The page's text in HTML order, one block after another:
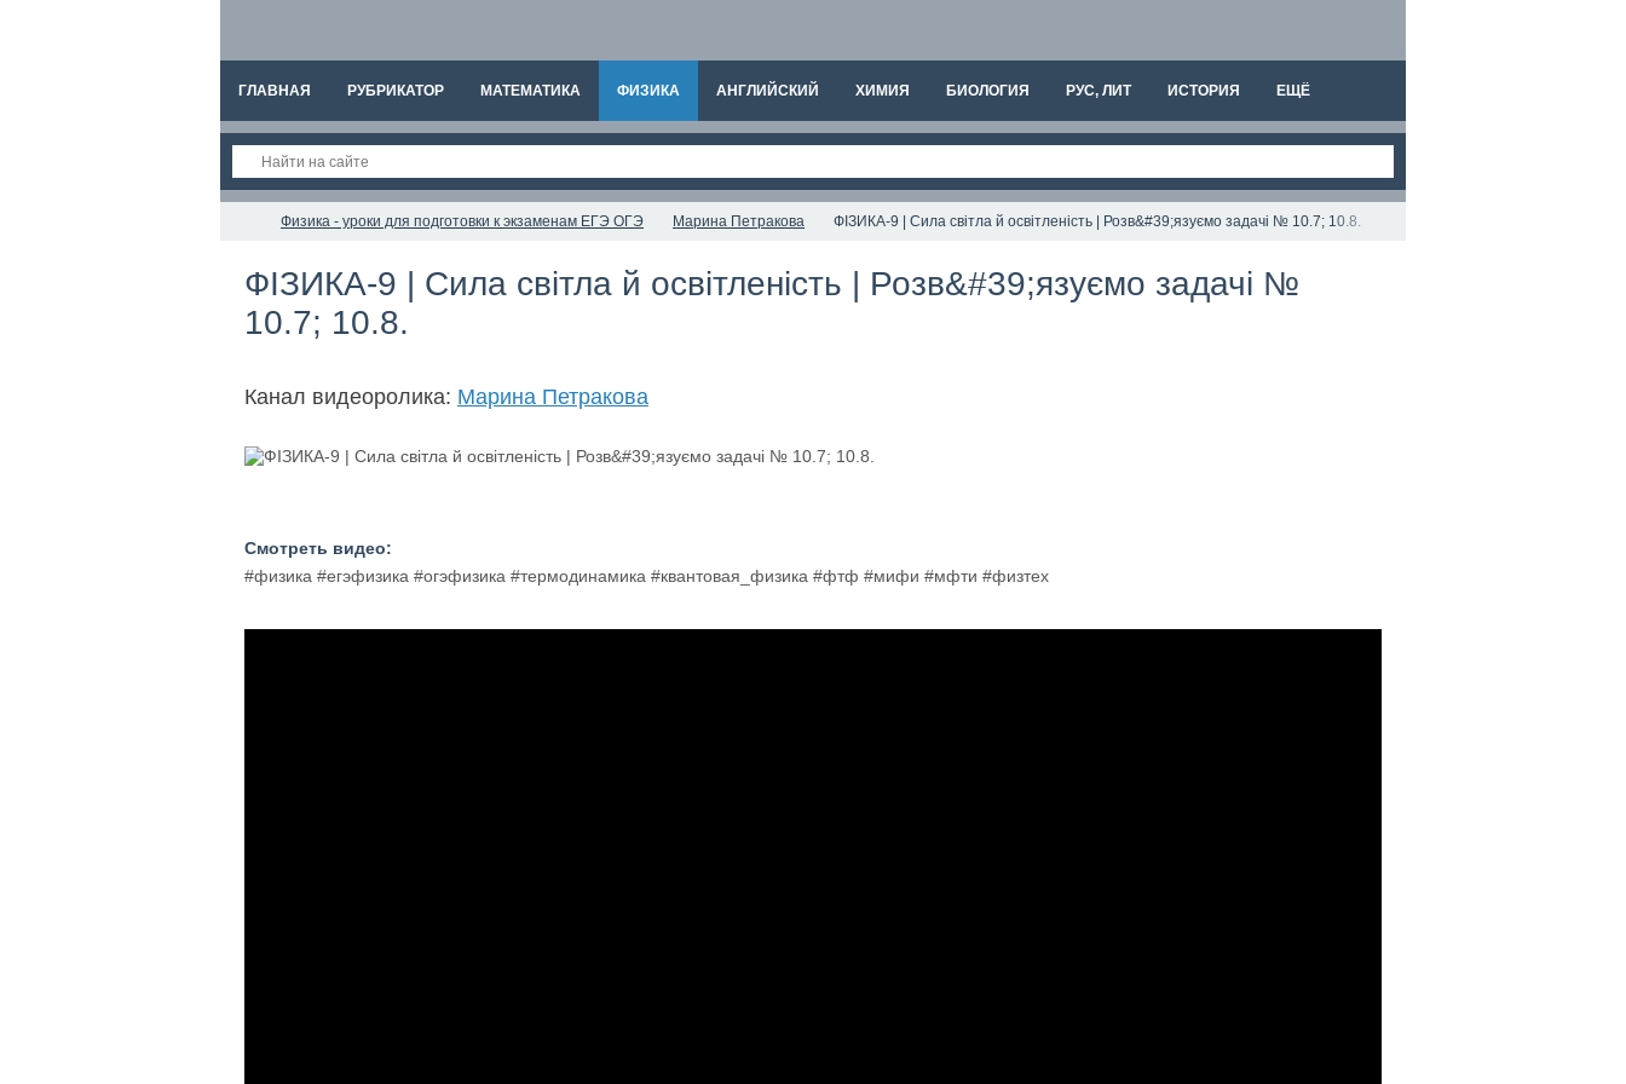
ГЛАВНАЯ РУБРИКАТОР МАТЕМАТИКА ФИЗИКА АНГЛИЙСКИЙ ХИМИЯ БИОЛОГИЯ РУС, ЛИТ ИСТОРИЯ ЕЩЁ
Физика - уроки для подготовки к экзаменам ЕГЭ ОГЭ Марина Петракова ФІЗИКА-9 | Сила світла й освітленість | Розв&#39;язуємо задачі № 10.7; 10.8.
ФІЗИКА-9 | Сила світла й освітленість | Розв&#39;язуємо задачі №
10.7; 10.8.
Канал видеоролика: Марина Петракова
Смотреть видео:
#физика #егэфизика #огэфизика #термодинамика #квантовая_физика #фтф #мифи #мфти #физтех